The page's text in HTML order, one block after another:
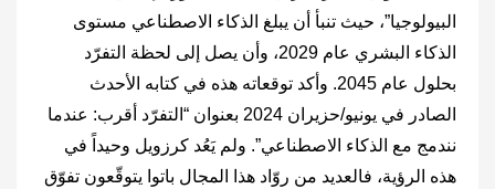
البيولوجيا”، حيث تنبأ أن يبلغ الذكاء الاصطناعي مستوى
الذكاء البشري عام 2029، وأن يصل إلى لحظة التفرّد
بحلول عام 2045. وأكد توقعاته هذه في كتابه الأحدث
الصادر في يونيو/حزيران 2024 بعنوان “التفرّد أقرب: عندما
نندمج مع الذكاء الاصطناعي”. ولم يَعُد كرزويل وحيداً في
هذه الرؤية، فالعديد من روّاد هذا المجال باتوا يتوقّعون تفوّق